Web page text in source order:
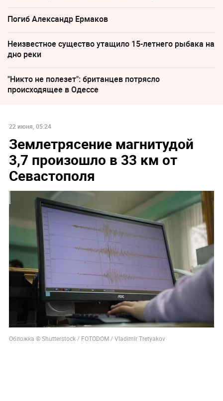
Погиб Александр Ермаков
Неизвестное существо утащило 15-летнего рыбака на
дно реки
"Никто не полезет": британцев потрясло
происходящее в Одессе
22 июня, 05:24
Землетрясение магнитудой
3,7 произошло в 33 км от
Севастополя
Обложка © Shutterstock / FOTODOM / Vladimir Tretyakov